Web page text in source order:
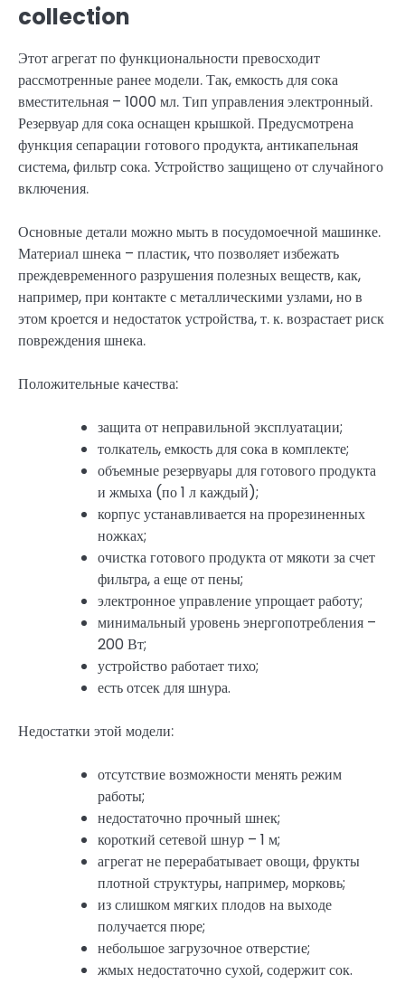
collection
Этот агрегат по функциональности превосходит
рассмотренные ранее модели. Так, емкость для сока
вместительная – 1000 мл. Тип управления электронный.
Резервуар для сока оснащен крышкой. Предусмотрена
функция сепарации готового продукта, антикапельная
система, фильтр сока. Устройство защищено от случайного
включения.
Основные детали можно мыть в посудомоечной машинке.
Материал шнека – пластик, что позволяет избежать
преждевременного разрушения полезных веществ, как,
например, при контакте с металлическими узлами, но в
этом кроется и недостаток устройства, т. к. возрастает риск
повреждения шнека.
Положительные качества:
защита от неправильной эксплуатации;
толкатель, емкость для сока в комплекте;
объемные резервуары для готового продукта
и жмыха (по 1 л каждый);
корпус устанавливается на прорезиненных
ножках;
очистка готового продукта от мякоти за счет
фильтра, а еще от пены;
электронное управление упрощает работу;
минимальный уровень энергопотребления –
200 Вт;
устройство работает тихо;
есть отсек для шнура.
Недостатки этой модели:
отсутствие возможности менять режим
работы;
недостаточно прочный шнек;
короткий сетевой шнур – 1 м;
агрегат не перерабатывает овощи, фрукты
плотной структуры, например, морковь;
из слишком мягких плодов на выходе
получается пюре;
небольшое загрузочное отверстие;
жмых недостаточно сухой, содержит сок.